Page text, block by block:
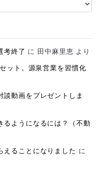
考終了 に 田中麻里恵 より
ット。源泉営業を習慣化
談動画をプレゼントしま
るようになるには？（不動
ることになりました に